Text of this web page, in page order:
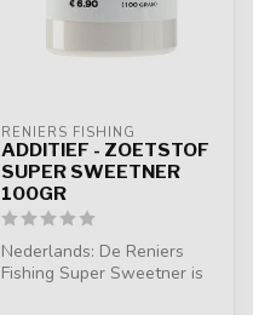
RENIERS FISHING
ADDITIEF - ZOETSTOF
SUPER SWEETNER
100GR
Nederlands: De Reniers
Fishing Super Sweetner is